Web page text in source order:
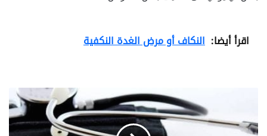
اقرأ أيضا: النكاف أو مرض الغدة النكفية
ا
د